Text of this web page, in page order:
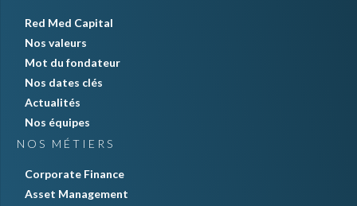
Red Med Capital
Nos valeurs
Mot du fondateur
Nos dates clés
Actualités
Nos équipes
NOS MÉTIERS
Corporate Finance
Asset Management